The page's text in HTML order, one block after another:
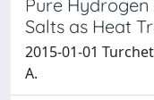
Pure
Salts as Heat
2015-01-01
A.